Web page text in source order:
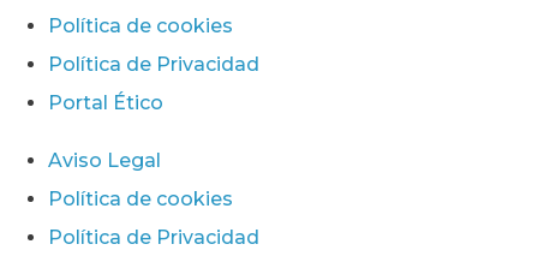
Política de cookies
Política de Privacidad
Portal Ético
Aviso Legal
Política de cookies
Política de Privacidad